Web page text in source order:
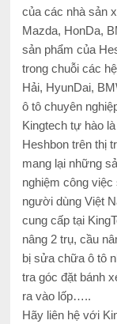
của các nhà sản
Mazda, HonDa,
sản phẩm của
trong chuỗi các
Hải, HyunDai,
ô tô chuyên
Kingtech tự hào
Heshbon trên thị
mang lại những
nghiệm công
người dùng Việt
cung cấp tại
nâng 2 trụ, cầu
bị sửa chữa ô tô
tra góc đặt bánh
ra vào lốp…..
Hãy liên hệ với